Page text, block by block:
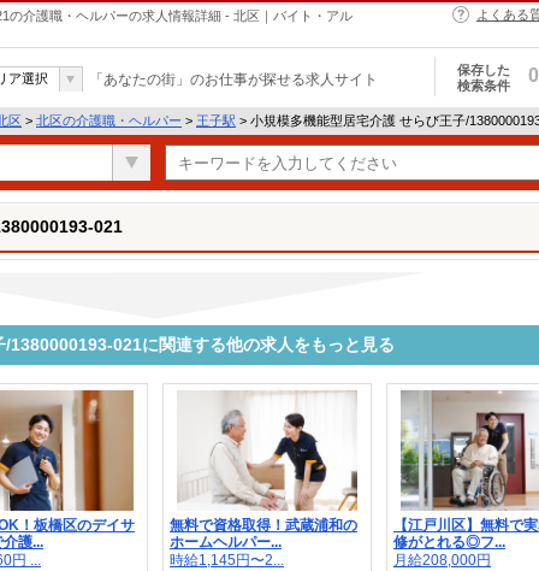
の介護職・ヘルパーの求人情報詳細 - 北区｜バイト・アル よくある
ア選択 「あなたの街」のお仕事が探せる求人サイト
保存した
検索条件
0
区 > 北区の介護職・ヘルパー > 王子駅 > 小規模多機能型居宅介護 せらび王子/
021
1380000193-021に関連する他の求人をもっと見る
！板橋区のデイサ
護...
円 ...
無料で資格取得！武蔵浦和の
ホームヘルパー...
時給1,145円〜2...
【江戸川区】無料で
修がとれる◎フ...
月給208,000円